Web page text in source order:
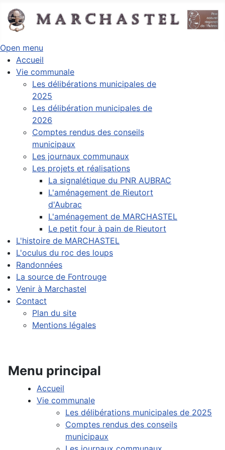
Open menu
Accueil
Vie communale
Les délibérations municipales de
2025
Les délibération municipales de
2026
Comptes rendus des conseils
municipaux
Les journaux communaux
Les projets et réalisations
La signalétique du PNR AUBRAC
L'aménagement de Rieutort
d'Aubrac
L'aménagement de MARCHASTEL
Le petit four à pain de Rieutort
L'histoire de MARCHASTEL
L'oculus du roc des loups
Randonnées
La source de Fontrouge
Venir à Marchastel
Contact
Plan du site
Mentions légales
Menu principal
Accueil
Vie communale
Les délibérations municipales de 2025
Comptes rendus des conseils
municipaux